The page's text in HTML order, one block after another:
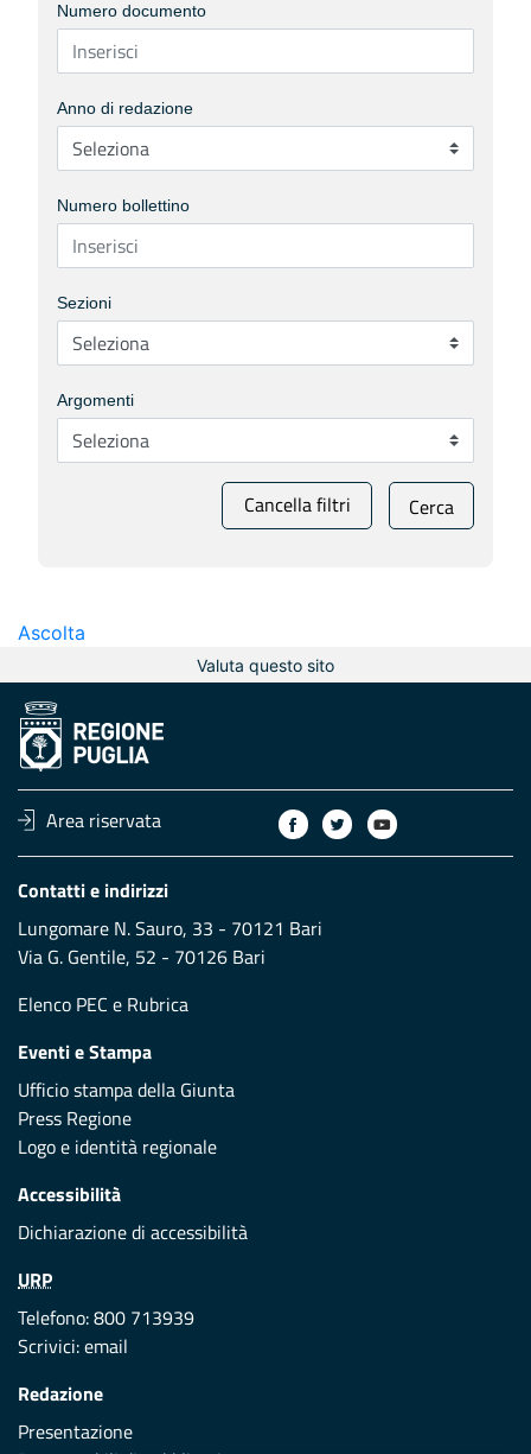
Numero documento
Anno di redazione
Numero bollettino
Sezioni
Argomenti
Cancella filtri Cerca
Ascolta
Valuta questo sito
Area riservata
Contatti e indirizzi
Lungomare N. Sauro, 33 - 70121 Bari
Via G. Gentile, 52 - 70126 Bari
Elenco PEC e Rubrica
Eventi e Stampa
Ufficio stampa della Giunta
Press Regione
Logo e identità regionale
Accessibilità
Dichiarazione di accessibilità
URP
Telefono: 800 713939
Scrivici:email
Redazione
Presentazione